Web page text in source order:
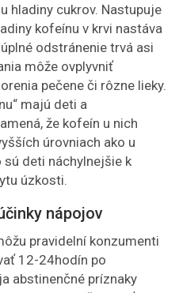
hladiny cukrov. Nastupuje
kofeínu v krvi nastáva
odstránenie trvá asi
môže ovplyvniť
pečene či rôzne lieky.
majú deti a
že kofeín u nich
úrovniach ako u
deti náchylnejšie k
úzkosti.
nápojov
pravidelní konzumenti
12-24hodín po
abstinenčné príznaky